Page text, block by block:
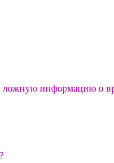
ложную информацию о